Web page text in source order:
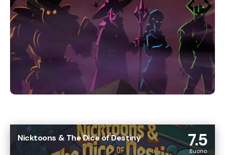
7.5
Buono
Nicktoons & The Dice of Destiny